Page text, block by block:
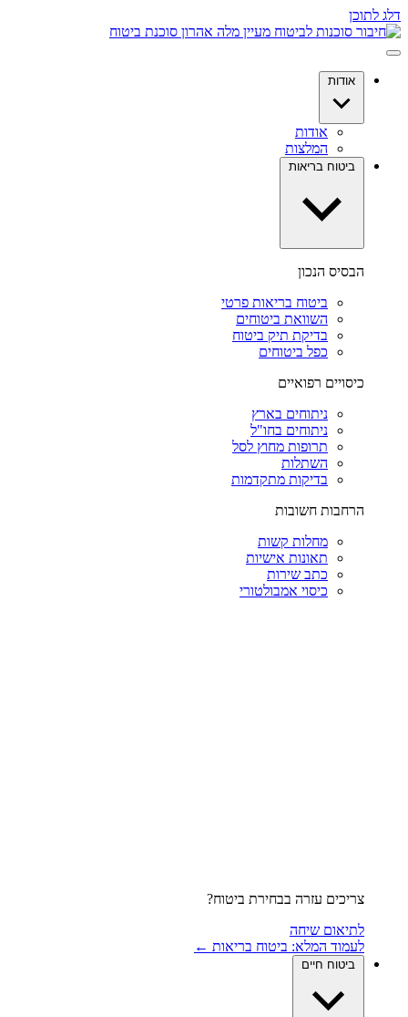
דלג לתוכן
אודות
אודות
המלצות
ביטוח בריאות
הבסיס הנכון
ביטוח בריאות פרטי
השוואת ביטוחים
בדיקת תיק ביטוח
כפל ביטוחים
כיסויים רפואיים
ניתוחים בארץ
ניתוחים בחו"ל
תרופות מחוץ לסל
השתלות
בדיקות מתקדמות
הרחבות חשובות
מחלות קשות
תאונות אישיות
כתב שירות
כיסוי אמבולטורי
צריכים עזרה בבחירת ביטוח?
לתיאום שיחה
לעמוד המלא: ביטוח בריאות ←
ביטוח חיים